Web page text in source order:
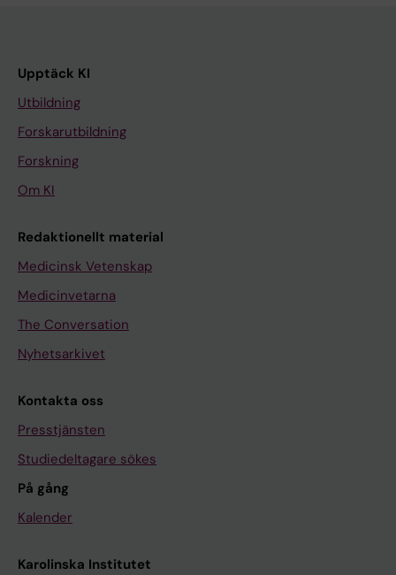
Upptäck KI
Utbildning
Forskarutbildning
Forskning
Om KI
Redaktionellt material
Medicinsk Vetenskap
Medicinvetarna
The Conversation
Nyhetsarkivet
Kontakta oss
Presstjänsten
Studiedeltagare sökes
På gång
Kalender
Karolinska Institutet